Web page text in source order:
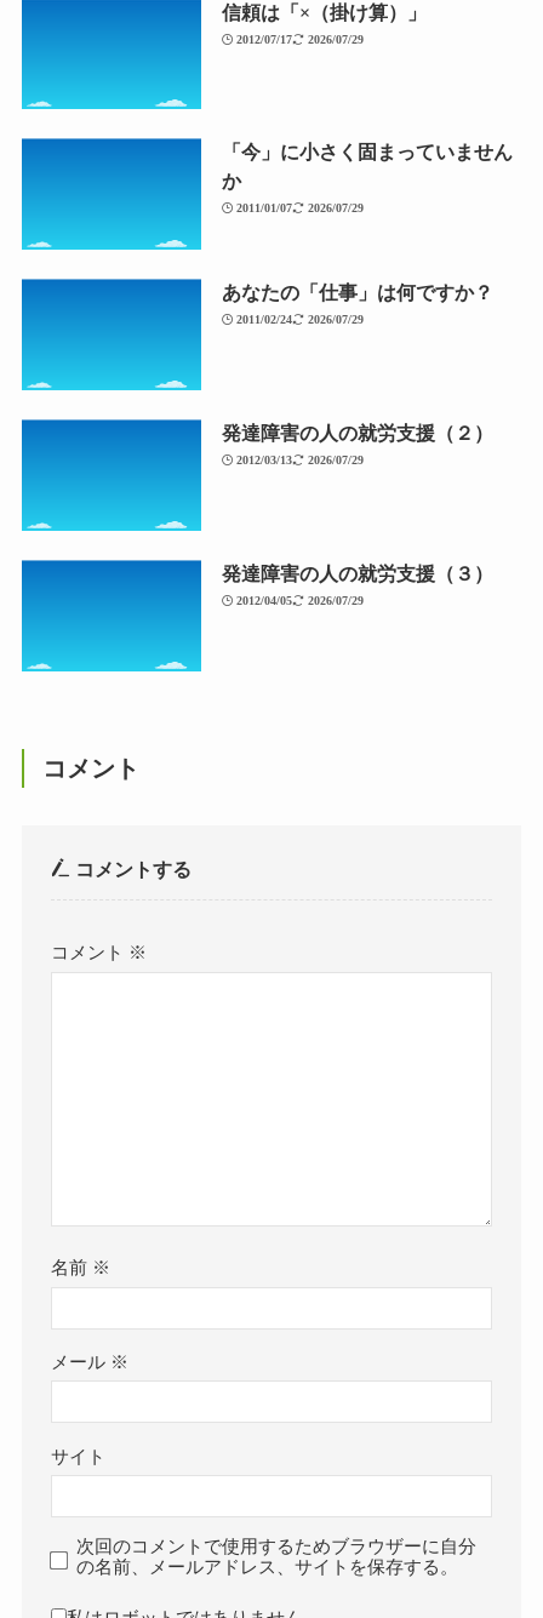
信頼は「×（掛け算）」
2012/07/17 2026/07/29
「今」に小さく固まっていません
か
2011/01/07 2026/07/29
あなたの「仕事」は何ですか？
2011/02/24 2026/07/29
発達障害の人の就労支援（２）
2012/03/13 2026/07/29
発達障害の人の就労支援（３）
2012/04/05 2026/07/29
コメント
コメントする
コメント ※
名前 ※
メール ※
サイト
次回のコメントで使用するためブラウザーに自分
の名前、メールアドレス、サイトを保存する。